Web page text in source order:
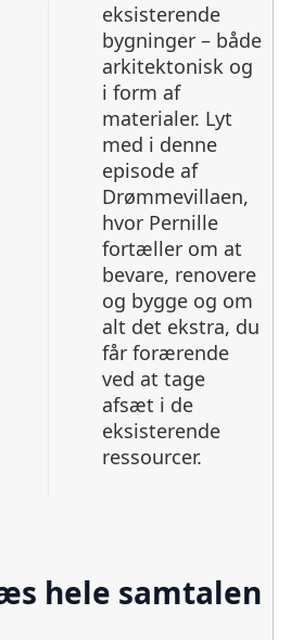
ressourcer.
hele samtalen